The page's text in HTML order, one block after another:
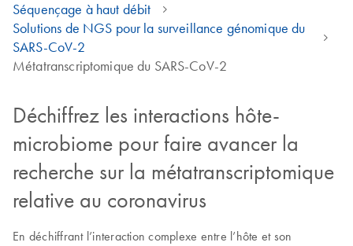
Séquençage à haut débit
Solutions de NGS pour la surveillance génomique du
SARS-CoV-2
Métatranscriptomique du SARS-CoV-2
Déchiffrez les interactions hôte-
microbiome pour faire avancer la
recherche sur la métatranscriptomique
relative au coronavirus
En déchiffrant l’interaction complexe entre l’hôte et son